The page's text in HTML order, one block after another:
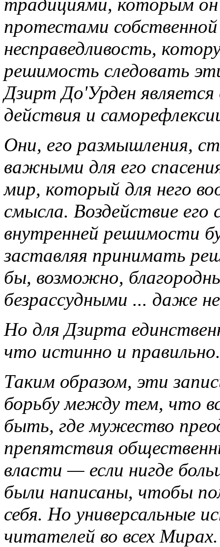
протестами
несправедливость,
решимость следовать
Дзирт До'Урден
действия и
Они, его размышления,
важными для его
мир, который для него
смысла. Воздействие его
внутренней решимости
заставляя принимать
бы, возможно,
безрассудными ... даже
Но для Дзирта
что истинно и правильно.
Таким образом, эти
борьбу между тем, что
быть, где мужество
препятствия
власти — если нигде
были написаны, чтобы
себя. Но универсальные
читателей во всех Мирах.